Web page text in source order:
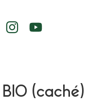
(caché)